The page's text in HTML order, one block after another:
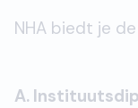
NHA biedt je
A.